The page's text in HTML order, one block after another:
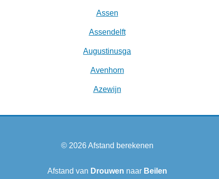
Assen
Assendelft
Augustinusga
Avenhorn
Azewijn
© 2026Afstand berekenen
Afstand van Drouwen naar Beilen